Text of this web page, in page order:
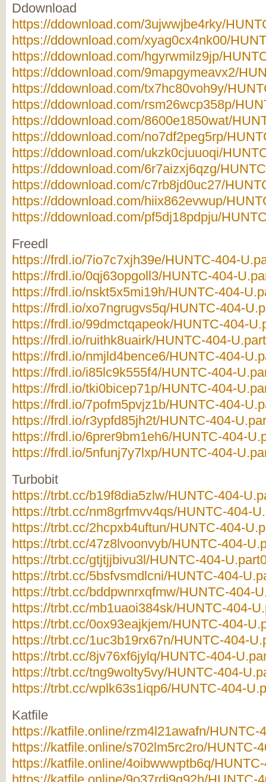
Ddownload
https://ddownload.com/3ujwwjbe4rky/
https://ddownload.com/xyag0cx4nk00/
https://ddownload.com/hgyrwmilz9jp/
https://ddownload.com/9mapgymeavx2/
https://ddownload.com/tx7hc80voh9y/
https://ddownload.com/rsm26wcp358p/
https://ddownload.com/8600e1850wat/
https://ddownload.com/no7df2peg5rp/
https://ddownload.com/ukzk0cjuuoqi/
https://ddownload.com/6r7aizxj6qzg/
https://ddownload.com/c7rb8jd0uc27/
https://ddownload.com/hiix862evwup/
https://ddownload.com/pf5dj18pdpju/
Freedl
https://frdl.io/7io7c7xjh39e/HUNTC-404-
https://frdl.io/0qj63opgoll3/HUNTC-404-
https://frdl.io/nskt5x5mi19h/HUNTC-404-
https://frdl.io/xo7ngrugvs5q/HUNTC-404-
https://frdl.io/99dmctqapeok/HUNTC-404-
https://frdl.io/ruithk8uairk/HUNTC-404-
https://frdl.io/nmjld4bence6/HUNTC-404-
https://frdl.io/i85lc9k555f4/HUNTC-404-
https://frdl.io/tki0bicep71p/HUNTC-404-
https://frdl.io/7pofm5pvjz1b/HUNTC-404-
https://frdl.io/r3ypfd85jh2t/HUNTC-404-
https://frdl.io/6prer9bm1eh6/HUNTC-404-
https://frdl.io/5nfunj7y7lxp/HUNTC-404-
Turbobit
https://trbt.cc/b19f8dia5zlw/HUNTC-404-
https://trbt.cc/nm8grfmvv4qs/HUNTC-404-
https://trbt.cc/2hcpxb4uftun/HUNTC-404-
https://trbt.cc/47z8lvoonvyb/HUNTC-404-
https://trbt.cc/gtjtjjbivu3l/HUNTC-404-
https://trbt.cc/5bsfvsmdlcni/HUNTC-404-
https://trbt.cc/bddpwnrxqfmw/HUNTC-404-
https://trbt.cc/mb1uaoi384sk/HUNTC-404-
https://trbt.cc/0ox93eajkjem/HUNTC-404-
https://trbt.cc/1uc3b19rx67n/HUNTC-404-
https://trbt.cc/8jv76xf6jylq/HUNTC-404-
https://trbt.cc/tng9wolty5vy/HUNTC-404-
https://trbt.cc/wplk63s1iqp6/HUNTC-404-
Katfile
https://katfile.online/rzm4l21awafn/HUNTC-
https://katfile.online/s702lm5rc2ro/HUNTC-
https://katfile.online/4oibwwwptb6q/